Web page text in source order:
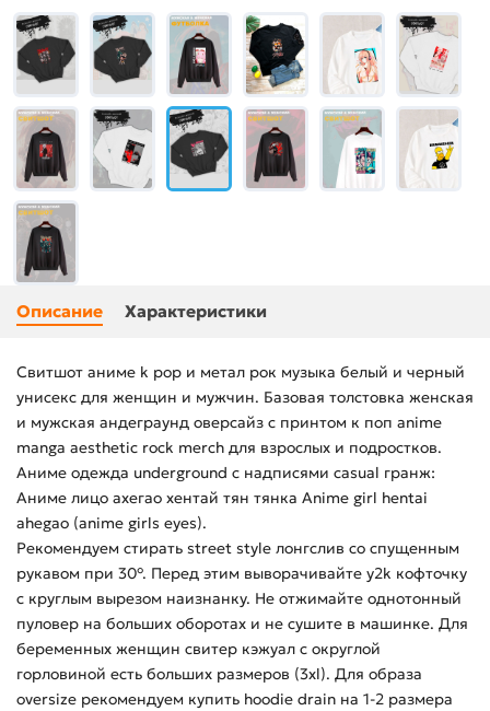
Описание Характеристики
Свитшот аниме k pop и метал рок музыка белый и черный
унисекс для женщин и мужчин. Базовая толстовка женская
и мужская андеграунд оверсайз с принтом к поп anime
manga aesthetic rock merch для взрослых и подростков.
Аниме одежда underground с надписями casual гранж:
Аниме лицо ахегао хентай тян тянка Anime girl hentai
ahegao (anime girls eyes).
Рекомендуем стирать street style лонгслив со спущенным
рукавом при 30°. Перед этим выворачивайте y2k кофточку
с круглым вырезом наизнанку. Не отжимайте однотонный
пуловер на больших оборотах и не сушите в машинке. Для
беременных женщин свитер кэжуал с округлой
горловиной есть больших размеров (3xl). Для образа
oversize рекомендуем купить hoodie drain на 1-2 размера